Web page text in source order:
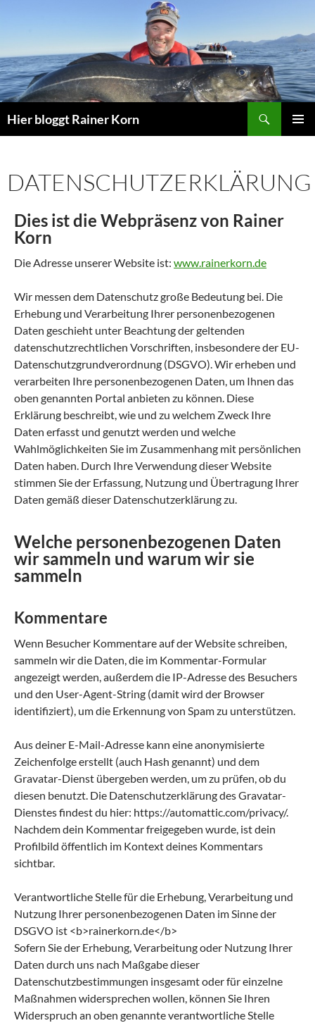
Hier bloggt Rainer Korn
DATENSCHUTZERKLÄRUNG
Dies ist die Webpräsenz von Rainer
Korn
Die Adresse unserer Website ist: www.rainerkorn.de
Wir messen dem Datenschutz große Bedeutung bei. Die
Erhebung und Verarbeitung Ihrer personenbezogenen
Daten geschieht unter Beachtung der geltenden
datenschutzrechtlichen Vorschriften, insbesondere der EU-
Datenschutzgrundverordnung (DSGVO). Wir erheben und
verarbeiten Ihre personenbezogenen Daten, um Ihnen das
oben genannten Portal anbieten zu können. Diese
Erklärung beschreibt, wie und zu welchem Zweck Ihre
Daten erfasst und genutzt werden und welche
Wahlmöglichkeiten Sie im Zusammenhang mit persönlichen
Daten haben. Durch Ihre Verwendung dieser Website
stimmen Sie der Erfassung, Nutzung und Übertragung Ihrer
Daten gemäß dieser Datenschutzerklärung zu.
Welche personenbezogenen Daten
wir sammeln und warum wir sie
sammeln
Kommentare
Wenn Besucher Kommentare auf der Website schreiben,
sammeln wir die Daten, die im Kommentar-Formular
angezeigt werden, außerdem die IP-Adresse des Besuchers
und den User-Agent-String (damit wird der Browser
identifiziert), um die Erkennung von Spam zu unterstützen.
Aus deiner E-Mail-Adresse kann eine anonymisierte
Zeichenfolge erstellt (auch Hash genannt) und dem
Gravatar-Dienst übergeben werden, um zu prüfen, ob du
diesen benutzt. Die Datenschutzerklärung des Gravatar-
Dienstes findest du hier: https://automattic.com/privacy/.
Nachdem dein Kommentar freigegeben wurde, ist dein
Profilbild öffentlich im Kontext deines Kommentars
sichtbar.
Verantwortliche Stelle für die Erhebung, Verarbeitung und
Nutzung Ihrer personenbezogenen Daten im Sinne der
DSGVO ist <b>rainerkorn.de</b>
Sofern Sie der Erhebung, Verarbeitung oder Nutzung Ihrer
Daten durch uns nach Maßgabe dieser
Datenschutzbestimmungen insgesamt oder für einzelne
Maßnahmen widersprechen wollen, können Sie Ihren
Widerspruch an oben genannte verantwortliche Stelle